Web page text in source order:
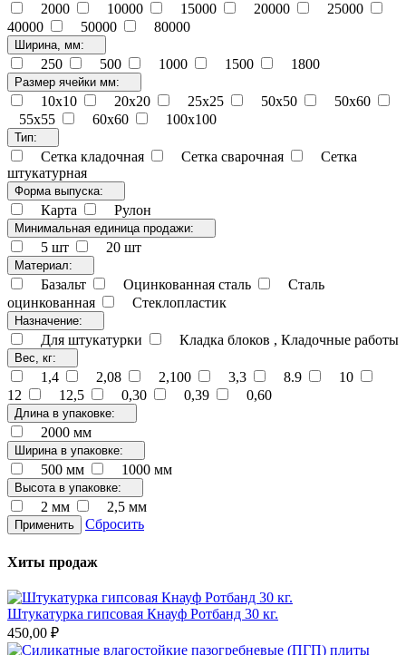
2000 10000 15000 20000
25000
40000
50000 80000
Ширина, мм:
250 500 1000 1500 1800
Размер ячейки мм:
10х10 20х20 25х25 50х50
50х60
55х55
60х60 100х100
Тип:
Сетка кладочная Сетка сварочная
Сетка
штукатурная
Форма выпуска:
Карта Рулон
Минимальная единица продажи:
5 шт 20 шт
Материал:
Базальт Оцинкованная сталь
Сталь
оцинкованная
Стеклопластик
Назначение:
Для штукатурки Кладка блоков , Кладочные работы
Вес, кг:
1,4 2,08 2,100 3,3 8.9
10
12
12,5 0,30 0,39 0,60
Длина в упаковке:
2000 мм
Ширина в упаковке:
500 мм 1000 мм
Высота в упаковке:
2 мм 2,5 мм
Применить Сбросить
Хиты продаж
Штукатурка гипсовая Кнауф Ротбанд 30 кг.
450,00 ₽